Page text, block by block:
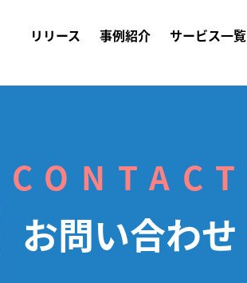
リリース 事例紹介 サービス一覧
CONTACT
お問い合わせ